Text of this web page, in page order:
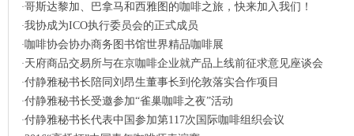
·哥斯达黎加、巴拿马和西雅图的咖啡之旅，快来加入我们！
·我协成为ICO执行委员会的正式成员
·咖啡协会协办商务图书馆世界精品咖啡展
·天府商品交易所与在京咖啡企业就产品上线前征求意见座谈会
·付静雅秘书长陪同刘昂生董事长到伦敦落实合作项目
·付静雅秘书长受邀参加“雀巢咖啡之夜”活动
·付静雅秘书长代表中国参加第117次国际咖啡组织会议